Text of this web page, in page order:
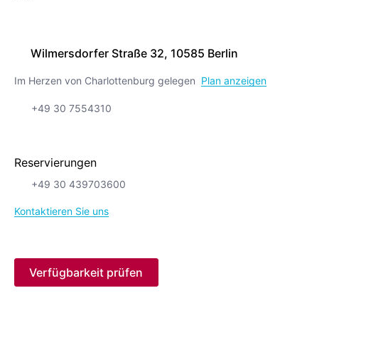
Wilmersdorfer Straße 32, 10585 Berlin
Im Herzen von Charlottenburg gelegen Plan anzeigen
+49 30 7554310
Reservierungen
+49 30 439703600
Kontaktieren Sie uns
Verfügbarkeit prüfen